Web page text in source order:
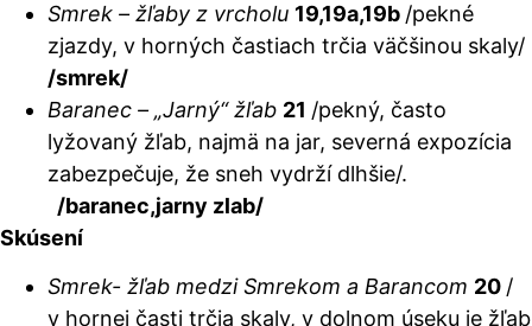
Smrek – žľaby z vrcholu 19,19a,19b /pekné
zjazdy, v horných častiach trčia väčšinou skaly/
/smrek/
Baranec – „Jarný“ žľab 21 /pekný, často
lyžovaný žľab, najmä na jar, severná expozícia
zabezpečuje, že sneh vydrží dlhšie/.
/baranec,jarny zlab/
Skúsení
Smrek- žľab medzi Smrekom a Barancom 20 /
v hornej časti trčia skaly, v dolnom úseku je žľab